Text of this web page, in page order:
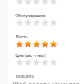
Обслуговування:
Якість:
Ціни (вис -> низ):
18.05.2015